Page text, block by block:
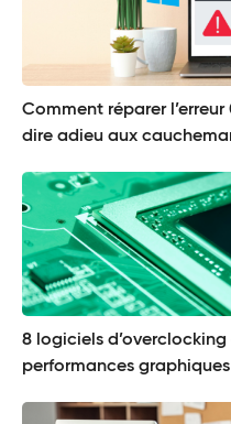
Comment réparer
dire adieu aux
8 logiciels
performances graphiques